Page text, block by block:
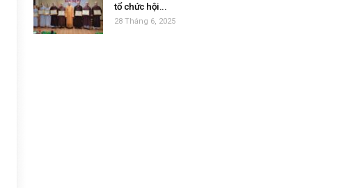
tổ chức hội...
28 Tháng 6, 2025